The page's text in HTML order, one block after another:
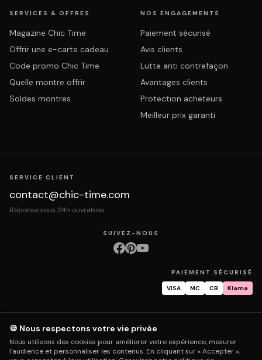
SERVICES & OFFRES
Magazine Chic Time
Offrir une e-carte cadeau
Code promo Chic Time
Quelle montre offrir
Soldes montres
NOS ENGAGEMENTS
Paiement sécurisé
Avis clients
Lutte anti contrefaçon
Avantages clients
Protection acheteurs
Meilleur prix garanti
SERVICE CLIENT
contact@chic-time.com
Réponse sous 24h ouvrables
SUIVEZ-NOUS
PAIEMENT SÉCURISÉ
VISA MC CB Klarna
À proposContactMentions légales CGVProtection des données
Retours & échangesDroit de rétractationLivraisonSuivi commande
Garantie & réparationFAQMon compte
🍪 Nous respectons votre vie privée
Nous utilisons des cookies pour améliorer votre expérience, mesurer
l'audience et personnaliser les contenus. En cliquant sur « Accepter »,